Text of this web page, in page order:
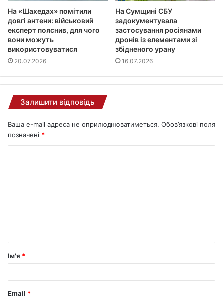
На «Шахедах» помітили
довгі антени: військовий
експерт пояснив, для чого
вони можуть
використовуватися
20.07.2026
На Сумщині СБУ
задокументувала
застосування росіянами
дронів із елементами зі
збідненого урану
16.07.2026
Залишити відповідь
Ваша e-mail адреса не оприлюднюватиметься. Обов’язкові поля
позначені *
Ім'я *
Email *